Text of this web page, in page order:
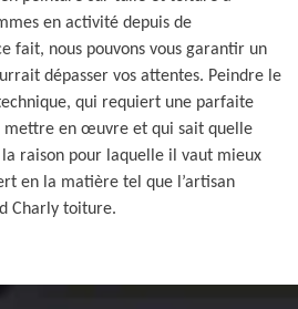
en activité depuis de
fait, nous pouvons vous garantir un
dépasser vos attentes. Peindre le
qui requiert une parfaite
mettre en œuvre et qui sait quelle
la raison pour laquelle il vaut mieux
en la matière tel que l’artisan
Charly toiture.